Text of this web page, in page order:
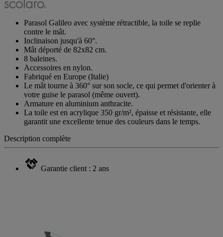
Parasol Galileo avec système rétractible, la toile se replie
contre le mât.
Inclinaison jusqu'à 60°.
Mât déporté de 82x82 cm.
8 baleines.
Accessoires en nylon.
Fabriqué en Europe (Italie)
Le mât tourne à 360° sur son socle, ce qui permet d'orienter à
votre guise le parasol (même ouvert).
Armature en aluminium anthracite.
La toile est en acrylique 350 gr/m², épaisse et résistante, elle
garantit une excellente tenue des couleurs dans le temps.
Description complète
Garantie client : 2 ans